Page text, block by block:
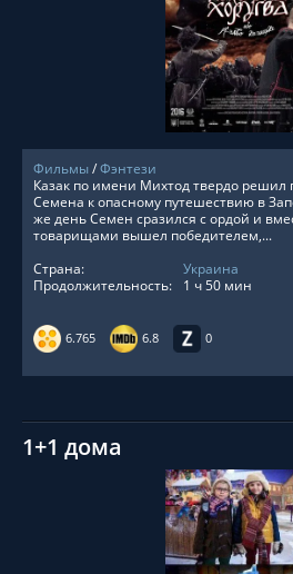
СМОТРЕТЬ
Фильмы/Фэнтези
6.765 6.8 0
Казак по имени Михтод твердо решил
Семена к опасному путешествию в
же день Семен сразился с ордой и
товарищами вышел победителем,...
Страна:
Украина
Продолжительность:
1 ч 50 мин
1+1 дома